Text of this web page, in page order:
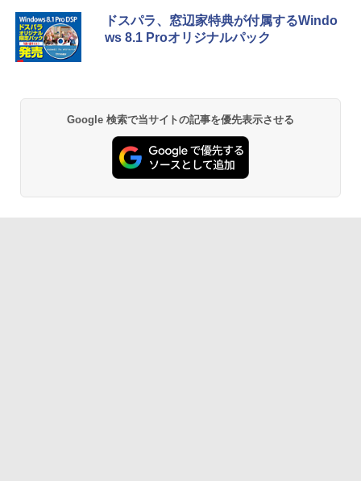
ドスパラ、窓辺家特典が付属するWindo
ws 8.1 Proオリジナルパック
Google 検索で当サイトの記事を優先表示させる